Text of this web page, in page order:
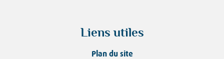
Liens utiles
Plan du site